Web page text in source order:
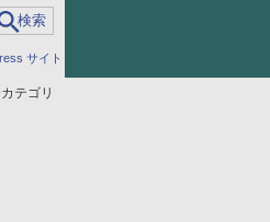
サイト
テゴリ